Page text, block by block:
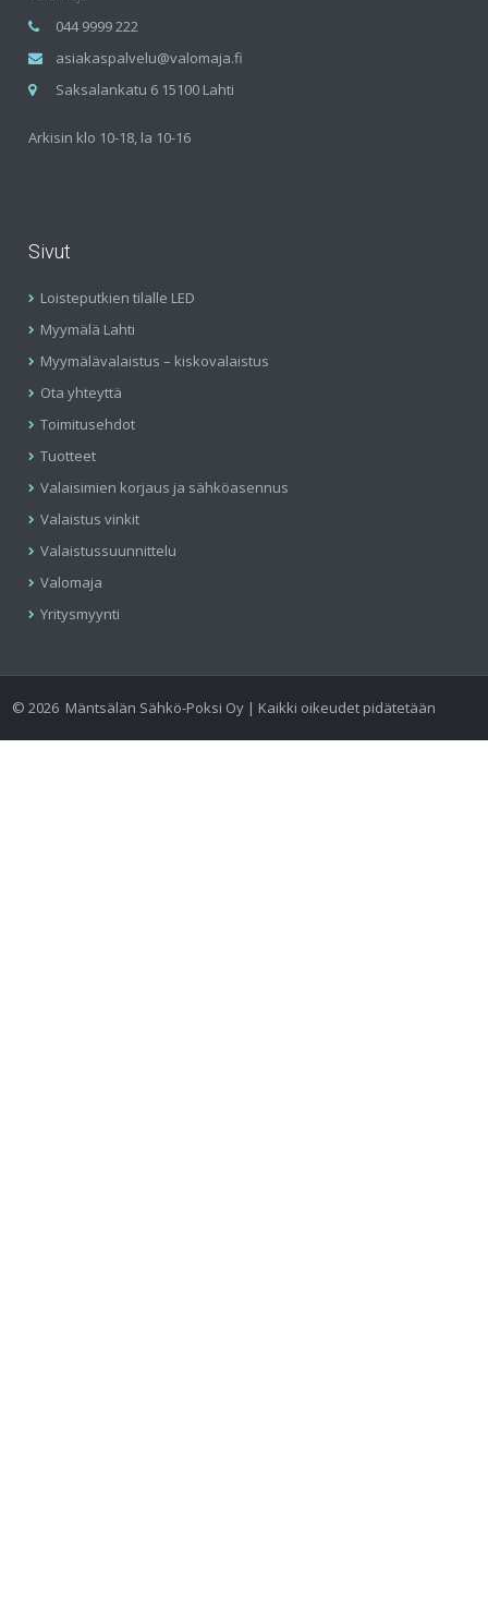
044 9999 222
asiakaspalvelu@valomaja.fi
Saksalankatu 6 15100 Lahti
Arkisin klo 10-18, la 10-16
Sivut
Loisteputkien tilalle LED
Myymälä Lahti
Myymälävalaistus – kiskovalaistus
Ota yhteyttä
Toimitusehdot
Tuotteet
Valaisimien korjaus ja sähköasennus
Valaistus vinkit
Valaistussuunnittelu
Valomaja
Yritysmyynti
©2026 Mäntsälän Sähkö-Poksi Oy | Kaikki oikeudet pidätetään